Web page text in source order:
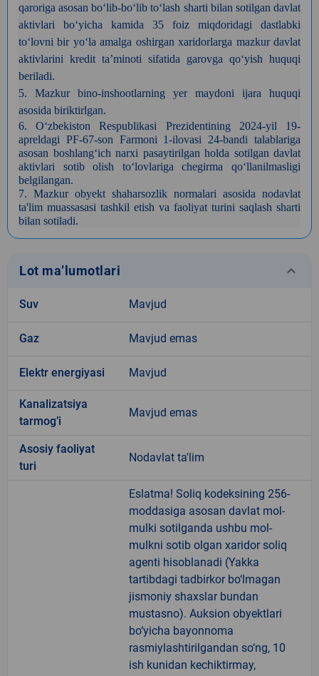
qaroriga asosan bo‘lib-bo‘lib to‘lash sharti bilan sotilgan davlat
aktivlari bo‘yicha kamida 35 foiz miqdoridagi dastlabki
to‘lovni bir yo‘la amalga oshirgan xaridorlarga mazkur davlat
aktivlarini kredit ta’minoti sifatida garovga qo‘yish huquqi
beriladi.
5. Mazkur bino-inshootlarning yer maydoni ijara huquqi
asosida biriktirlgan.
6.O‘zbekiston Respublikasi Prezidentining 2024-yil 19-
apreldagi PF-67-son Farmoni 1-ilovasi 24-bandi talablariga
asosan boshlang‘ich narxi pasaytirilgan holda sotilgan davlat
aktivlari sotib olish to‘lovlariga chegirma qo‘llanilmasligi
belgilangan.
7. Mazkur obyekt shaharsozlik normalari asosida nodavlat
ta'lim muassasasi tashkil etish va faoliyat turini saqlash sharti
bilan sotiladi.
Lot ma’lumotlari keyboard_arrow_down
Suv Mavjud
Gaz Mavjud emas
Elektr energiyasi Mavjud
Kanalizatsiya
tarmogʼi
Mavjud emas
Аsosiy faoliyat
turi
Nodavlat ta'lim
Eslatma! Soliq kodeksining 256-
moddasiga asosan davlat mol-
mulki sotilganda ushbu mol-
mulkni sotib olgan xaridor soliq
agenti hisoblanadi (Yakka
tartibdagi tadbirkor bo‘lmagan
jismoniy shaxslar bundan
mustasno). Auksion obyektlari
bo‘yicha bayonnoma
rasmiylashtirilgandan so‘ng, 10
ish kunidan kechiktirmay,